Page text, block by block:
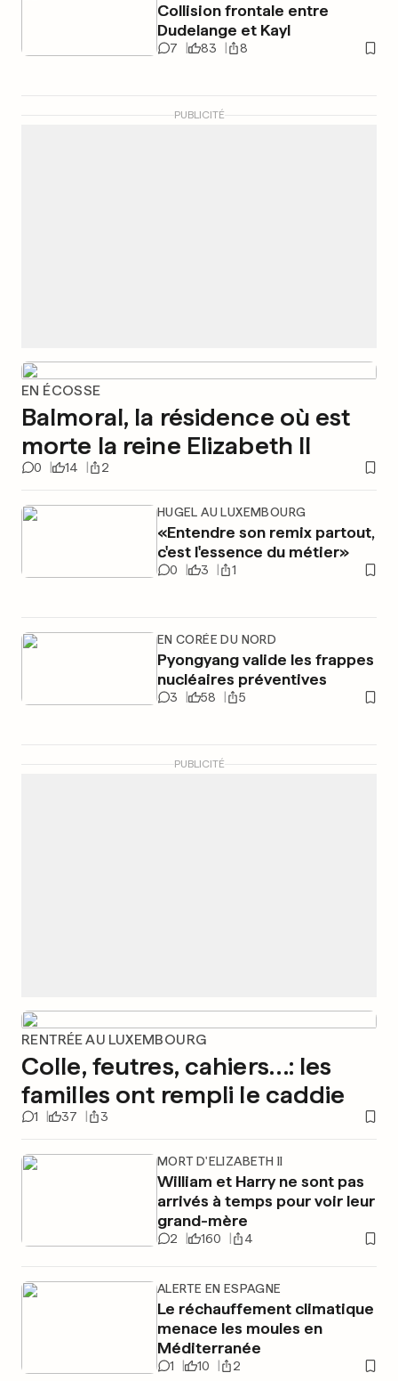
Collision frontale entre
Dudelange et Kayl
7 83 8
PUBLICITÉ
EN ÉCOSSE
Balmoral, la résidence où est
morte la reine Elizabeth II
0 14 2
HUGEL AU LUXEMBOURG
«Entendre son remix partout,
c'est l'essence du métier»
0 3 1
EN CORÉE DU NORD
Pyongyang valide les frappes
nucléaires préventives
3 58 5
PUBLICITÉ
RENTRÉE AU LUXEMBOURG
Colle, feutres, cahiers…: les
familles ont rempli le caddie
1 37 3
MORT D'ELIZABETH II
William et Harry ne sont pas
arrivés à temps pour voir leur
grand-mère
2 160 4
ALERTE EN ESPAGNE
Le réchauffement climatique
menace les moules en
Méditerranée
1 10 2